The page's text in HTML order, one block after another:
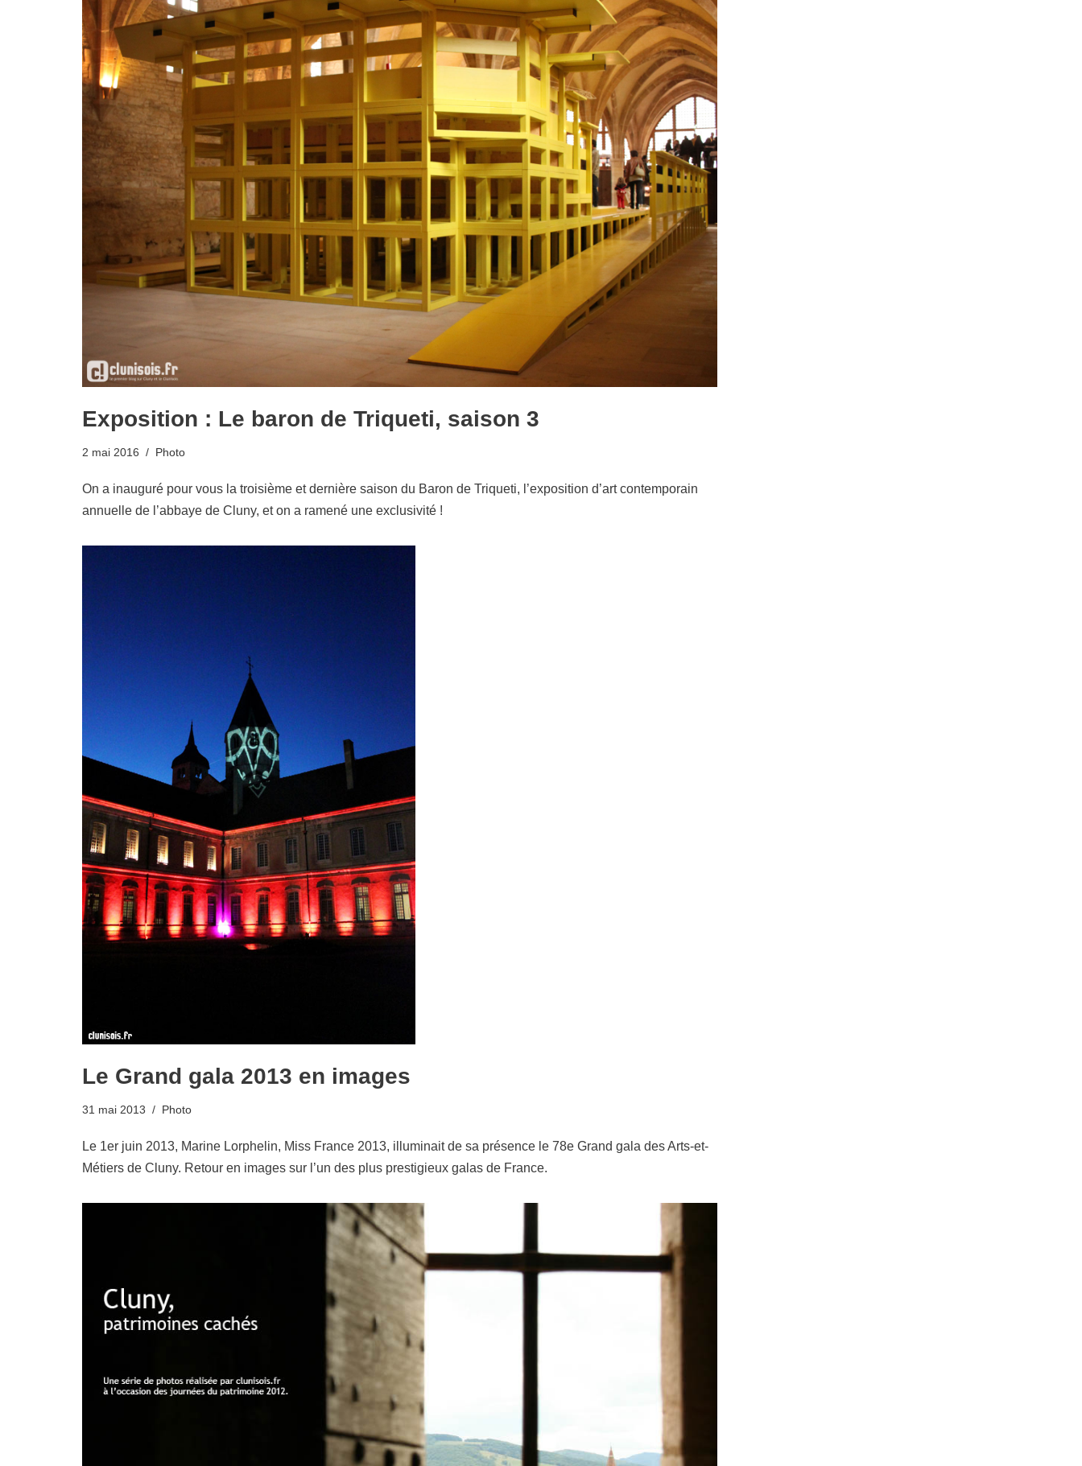
Exposition : Le baron de Triqueti, saison 3
2 mai 2016 Photo
On a inauguré pour vous la troisième et dernière saison du Baron de Triqueti, l’exposition d’art contemporain
annuelle de l’abbaye de Cluny, et on a ramené une exclusivité !
Le Grand gala 2013 en images
31 mai 2013 Photo
Le 1er juin 2013, Marine Lorphelin, Miss France 2013, illuminait de sa présence le 78e Grand gala des Arts-et-
Métiers de Cluny. Retour en images sur l’un des plus prestigieux galas de France.